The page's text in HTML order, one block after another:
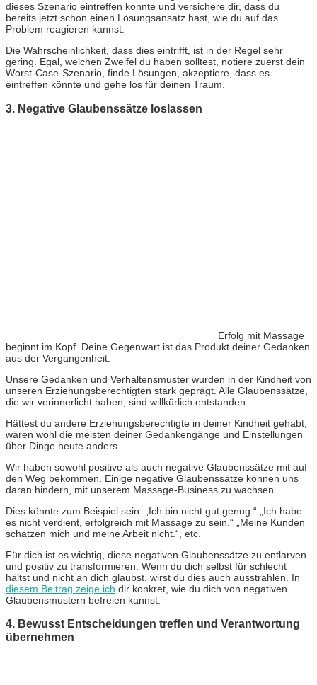
dieses Szenario eintreffen könnte und versichere dir, dass du
bereits jetzt schon einen Lösungsansatz hast, wie du auf das
Problem reagieren kannst.
Die Wahrscheinlichkeit, dass dies eintrifft, ist in der Regel sehr
gering. Egal, welchen Zweifel du haben solltest, notiere zuerst dein
Worst-Case-Szenario, finde Lösungen, akzeptiere, dass es
eintreffen könnte und gehe los für deinen Traum.
3. Negative Glaubenssätze loslassen
Erfolg mit Massage
beginnt im Kopf. Deine Gegenwart ist das Produkt deiner Gedanken
aus der Vergangenheit.
Unsere Gedanken und Verhaltensmuster wurden in der Kindheit von
unseren Erziehungsberechtigten stark geprägt. Alle Glaubenssätze,
die wir verinnerlicht haben, sind willkürlich entstanden.
Hättest du andere Erziehungsberechtigte in deiner Kindheit gehabt,
wären wohl die meisten deiner Gedankengänge und Einstellungen
über Dinge heute anders.
Wir haben sowohl positive als auch negative Glaubenssätze mit auf
den Weg bekommen. Einige negative Glaubenssätze können uns
daran hindern, mit unserem Massage-Business zu wachsen.
Dies könnte zum Beispiel sein: „Ich bin nicht gut genug.“ „Ich habe
es nicht verdient, erfolgreich mit Massage zu sein.“ „Meine Kunden
schätzen mich und meine Arbeit nicht.“, etc.
Für dich ist es wichtig, diese negativen Glaubenssätze zu entlarven
und positiv zu transformieren. Wenn du dich selbst für schlecht
hältst und nicht an dich glaubst, wirst du dies auch ausstrahlen. In
diesem Beitrag zeige ich dir konkret, wie du dich von negativen
Glaubensmustern befreien kannst.
4. Bewusst Entscheidungen treffen und Verantwortung
übernehmen